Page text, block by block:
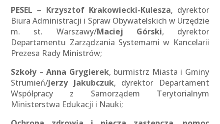
PESEL – Krzysztof Krakowiecki-Kulesza, dyrektor
Biura Administracji i Spraw Obywatelskich w Urzędzie
m. st. Warszawy/Maciej Górski, dyrektor
Departamentu Zarządzania Systemami w Kancelarii
Prezesa Rady Ministrów;
Szkoły–Anna Grygierek, burmistrz Miasta i Gminy
Strumień/Jerzy Jakubczuk, dyrektor Departament
Współpracy z Samorządem Terytorialnym
Ministerstwa Edukacji i Nauki;